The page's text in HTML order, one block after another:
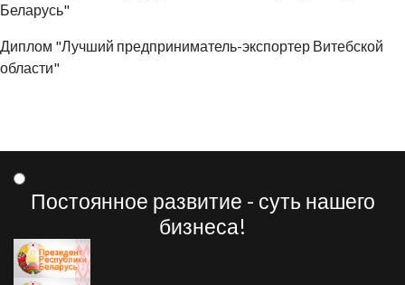
Беларусь"
Диплом "Лучший предприниматель-экспортер Витебской
области"
Постоянное развитие - суть нашего
бизнеса!